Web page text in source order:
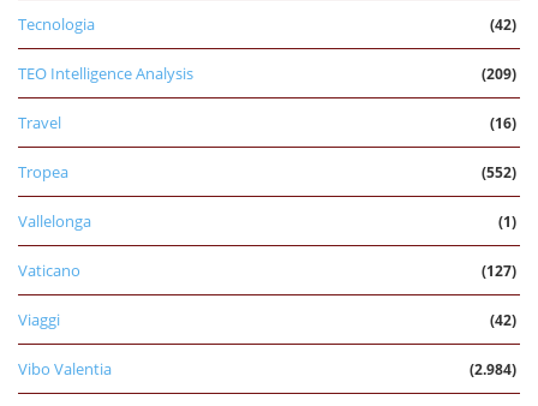
Tecnologia (42)
TEO Intelligence Analysis (209)
Travel (16)
Tropea (552)
Vallelonga (1)
Vaticano (127)
Viaggi (42)
Vibo Valentia (2.984)